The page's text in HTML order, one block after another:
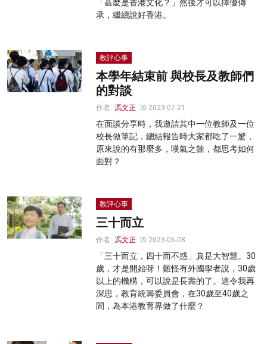
「甚麼是香港文化？」然後才可以擇優傳
承，繼續說好香港。
教評心事
本學年結束前 與校長及教師們
的對談
作者: 馮文正 2023-07-21
在面談分享時，我邀請其中一位教師及一位
校長做筆記，總結報告時大家都吃了一驚，
原來說的有那麼多，嘆氣之餘，都思考如何
面對？
教評心事
三十而立
作者: 馮文正 2023-06-08
「三十而立，四十而不惑」真是大智慧。30
歲，才是開始呀！難怪有外國學者說，30歲
以上的機構，可以說是長壽的了。這令我再
深思，教育統籌委員會，在30歲至40歲之
間，為本港教育界做了什麼？